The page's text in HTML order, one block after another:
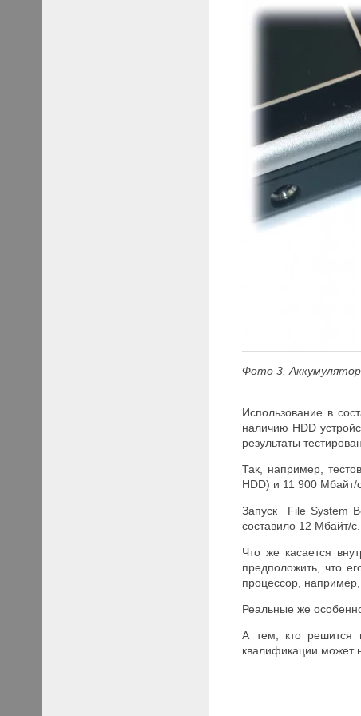
Фото 3.
Использование в
наличию HDD
результаты
Так, например,
HDD) и 11 900 Мбайт/
Запуск File System
составило 12 Мбайт/
Что же касается
предположить, что
процессор,
Реальные же
А тем, кто решится
квалификации может